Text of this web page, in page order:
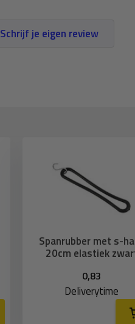
Schrijf je eigen review
Spanrubber met s-
20cm elastiek
0,83
Deliverytime